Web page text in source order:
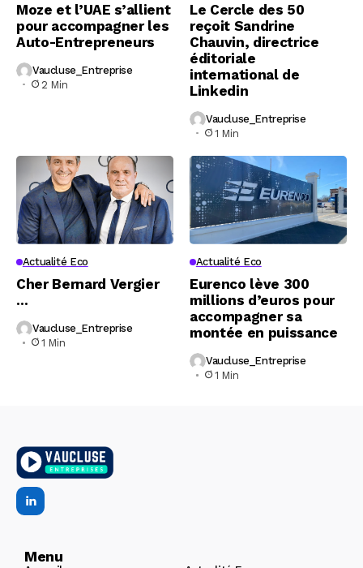
Moze et l’UAE s’allient
pour accompagner les
Auto-Entrepreneurs
Vaucluse_Entreprise
2 Min
Le Cercle des 50
reçoit Sandrine
Chauvin, directrice
éditoriale
international de
Linkedin
Vaucluse_Entreprise
1 Min
Actualité Eco
Cher Bernard Vergier
…
Vaucluse_Entreprise
1 Min
Actualité Eco
Eurenco lève 300
millions d’euros pour
accompagner sa
montée en puissance
Vaucluse_Entreprise
1 Min
Menu